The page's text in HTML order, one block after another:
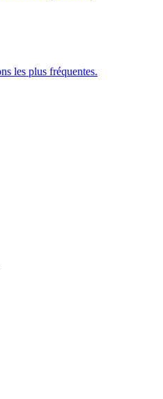
les plus fréquentes.